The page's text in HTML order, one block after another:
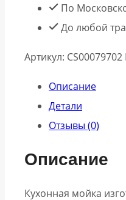
По
До любой
Артикул: CS00079702
Описание
Детали
Отзывы (0)
Описание
Кухонная мойка